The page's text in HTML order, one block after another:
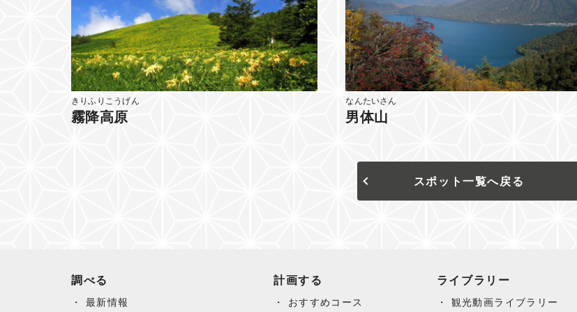
きりふりこうげん
霧降高原
なんたいさん
男体山
スポット一覧へ戻る
調べる
最新情報
計画する
おすすめコース
ライブラリー
観光動画ライブラリー